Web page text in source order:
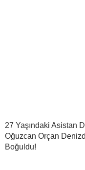
27 Yaşındaki Asistan
Oğuzcan Orçan
Boğuldu!